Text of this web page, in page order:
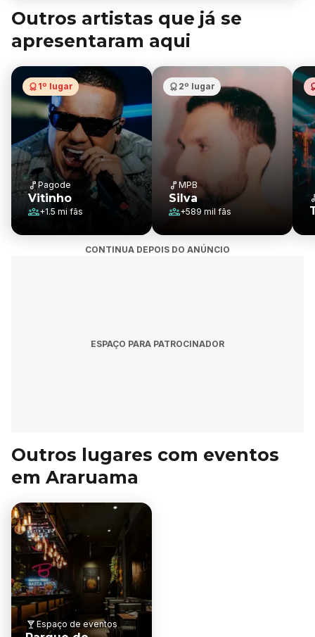
Outros artistas que já se
apresentaram aqui
1º lugar
Pagode
Vitinho
+1.5 mi fãs
2º lugar
MPB
Silva
+589 mil fãs
CONTINUA DEPOIS DO ANÚNCIO
ESPAÇO PARA PATROCINADOR
Outros lugares com eventos
em Araruama
Espaço de eventos